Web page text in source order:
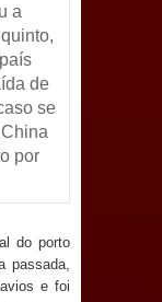
ações
e
dos
a
de
se
por
do porto
passada,
e foi